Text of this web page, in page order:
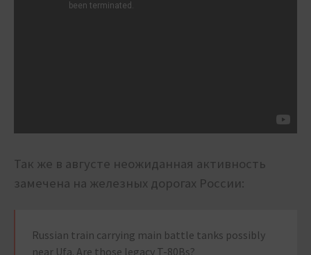
Так же в августе неожиданная активность
замечена на железных дорогах России:
Russian train carrying main battle tanks possibly
near Ufa. Are those legacy T-80Bs?